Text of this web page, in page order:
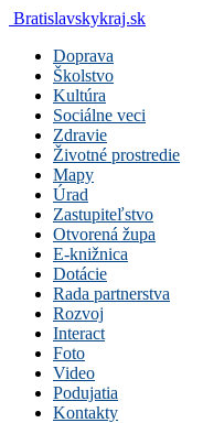
Bratislavskykraj.sk
Doprava
Školstvo
Kultúra
Sociálne veci
Zdravie
Životné prostredie
Mapy
Úrad
Zastupiteľstvo
Otvorená župa
E-knižnica
Dotácie
Rada partnerstva
Rozvoj
Interact
Foto
Video
Podujatia
Kontakty